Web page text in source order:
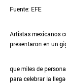
Fuente: EFE
Artistas mexicanos
presentaron en un
que miles de
para celebrar la